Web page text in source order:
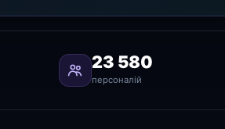
23 580
персоналій